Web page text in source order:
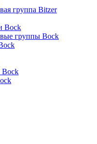
группа Bitzer
Bock
группы Bock
Bock